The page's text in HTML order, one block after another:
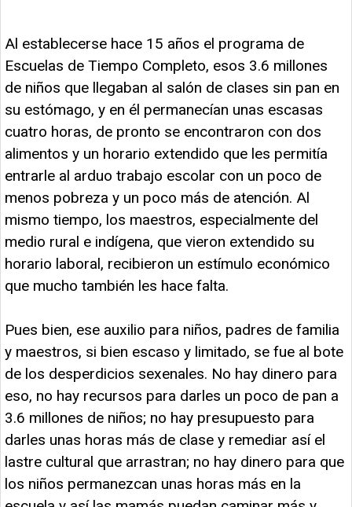
Al establecerse hace 15 años el programa de
Escuelas de Tiempo Completo, esos 3.6 millones
de niños que llegaban al salón de clases sin pan en
su estómago, y en él permanecían unas escasas
cuatro horas, de pronto se encontraron con dos
alimentos y un horario extendido que les permitía
entrarle al arduo trabajo escolar con un poco de
menos pobreza y un poco más de atención. Al
mismo tiempo, los maestros, especialmente del
medio rural e indígena, que vieron extendido su
horario laboral, recibieron un estímulo económico
que mucho también les hace falta.
Pues bien, ese auxilio para niños, padres de familia
y maestros, si bien escaso y limitado, se fue al bote
de los desperdicios sexenales. No hay dinero para
eso, no hay recursos para darles un poco de pan a
3.6 millones de niños; no hay presupuesto para
darles unas horas más de clase y remediar así el
lastre cultural que arrastran; no hay dinero para que
los niños permanezcan unas horas más en la